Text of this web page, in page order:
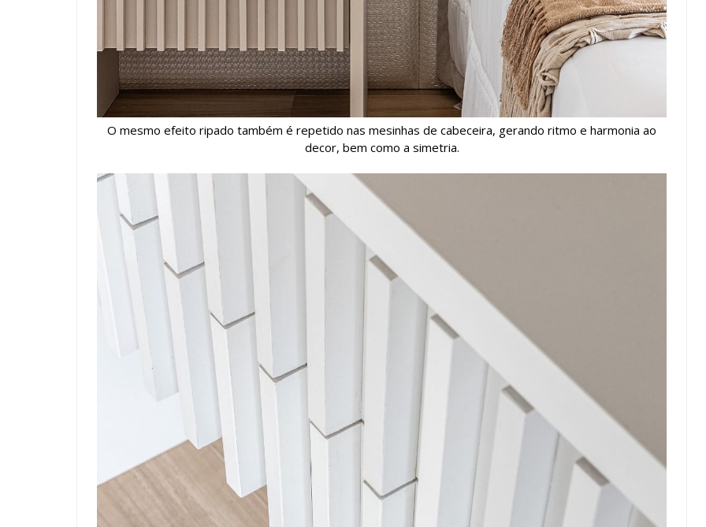
O mesmo efeito ripado também é repetido nas mesinhas de cabeceira, gerando ritmo e harmonia ao
decor, bem como a simetria.